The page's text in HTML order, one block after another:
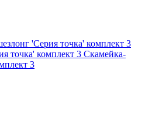
Скамейка-
3